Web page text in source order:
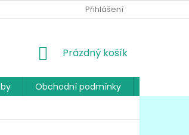
Přihlášení
NÁKUPNÍ
Prázdný košík
Obchodní podmínky